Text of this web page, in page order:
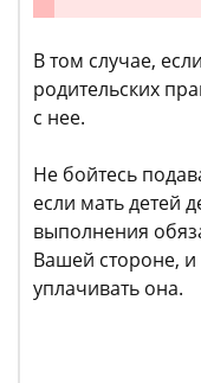
В том случае,
родительских
с нее.
Не бойтесь
если мать детей
выполнения
Вашей стороне,
уплачивать она.